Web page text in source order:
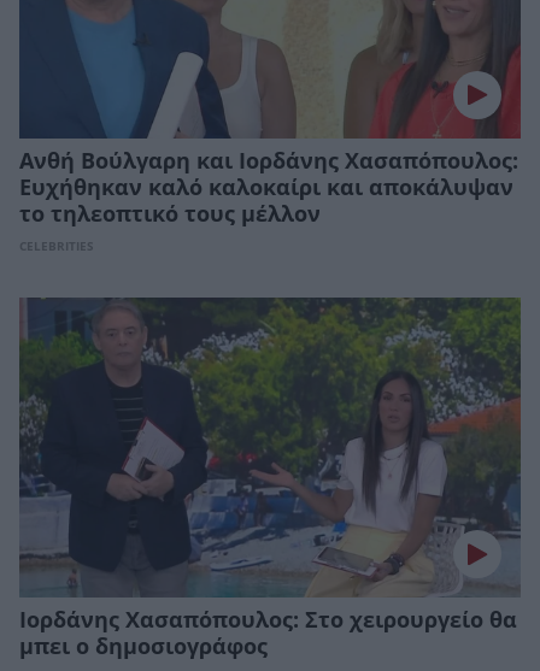
Ανθή Βούλγαρη και Ιορδάνης Χασαπόπουλος:
Ευχήθηκαν καλό καλοκαίρι και αποκάλυψαν
το τηλεοπτικό τους μέλλον
CELEBRITIES
Ιορδάνης Χασαπόπουλος: Στο χειρουργείο θα
μπει ο δημοσιογράφος